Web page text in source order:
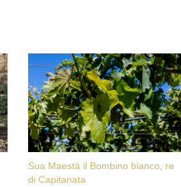
Sua Maestà il Bombino bianco, re
di Capitanata